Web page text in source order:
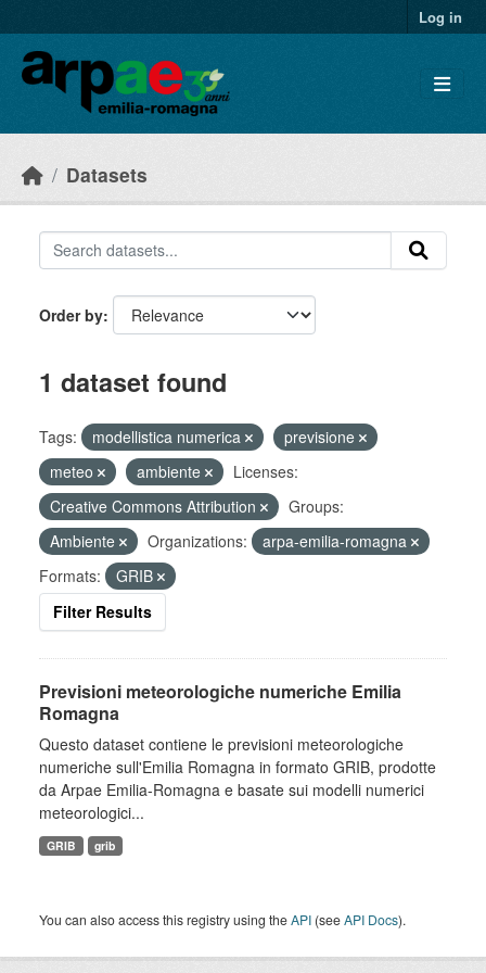
Log in
Datasets
Order by
1 dataset found
Tags: modellistica numerica
previsione
meteo
ambiente
Licenses:
Creative Commons Attribution
Groups:
Ambiente
Organizations:
arpa-emilia-romagna
Formats:
GRIB
Filter Results
Previsioni meteorologiche numeriche Emilia
Romagna
Questo dataset contiene le previsioni meteorologiche
numeriche sull'Emilia Romagna in formato GRIB, prodotte
da Arpae Emilia-Romagna e basate sui modelli numerici
meteorologici...
GRIB grib
You can also access this registry using theAPI (seeAPI Docs).